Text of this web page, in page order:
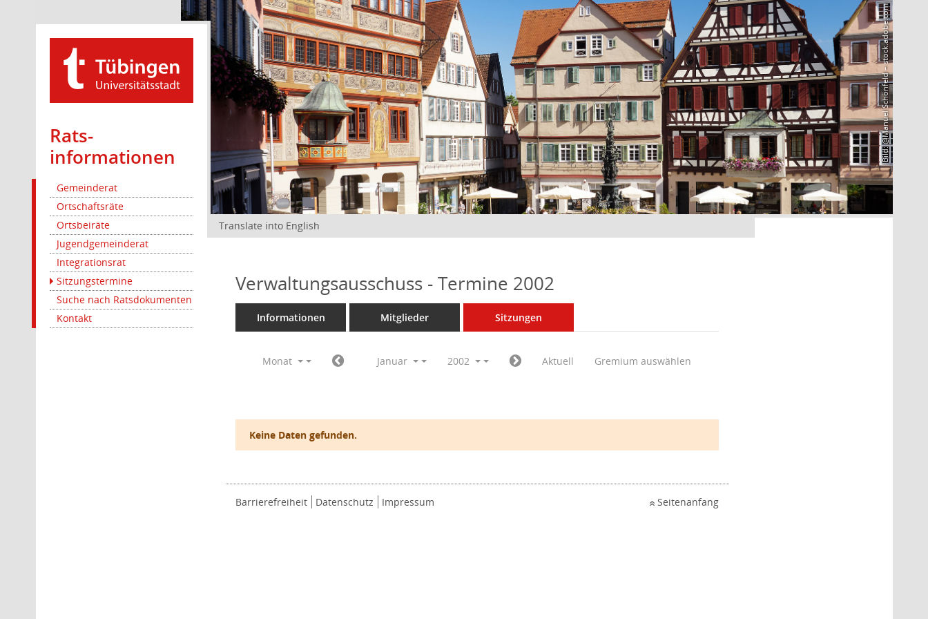
Rats­
informationen
Gemeinderat
Ortschaftsräte
Ortsbeiräte
Jugendgemeinderat
Integrationsrat
Sitzungstermine
Suche nach Ratsdokumenten
Kontakt
Bild: @Manuel Schönfeld – stock.adobe.com
Translate into English
Verwaltungsausschuss - Termine 2002
Informationen Mitglieder Sitzungen
Monat Januar 2002 Aktuell Gremium auswählen
Keine Daten gefunden.
Barrierefreiheit Datenschutz Impressum Seitenanfang